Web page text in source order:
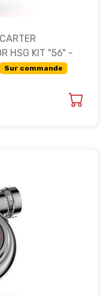
HSG KIT "56" -
Sur commande